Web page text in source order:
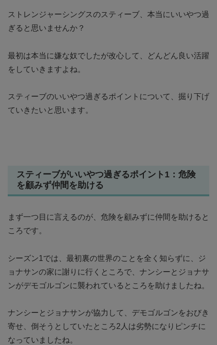
ストレンジャーシングスのスティーブ、本当にいいやつ過
ぎると思いませんか？
最初は本当に嫌な奴でしたが改心して、どんどん良い活躍
をしていきますよね。
スティーブのいいやつ過ぎるポイントについて、掘り下げ
ていきたいと思います。
スティーブがいいやつ過ぎるポイント1：危険
を顧みず仲間を助ける
まず一つ目に言えるのが、危険を顧みずに仲間を助けると
ころです。
シーズン1では、最初裏の世界のことを全く知らずに、ジ
ョナサンの家に謝りに行くところで、ナンシーとジョナサ
ンがデモゴルゴンに襲われているところを助けましたね。
ナンシーとジョナサンが協力して、デモゴルゴンをおびき
寄せ、倒そうとしていたところ2人は劣勢になりピンチに
なっていましたね。